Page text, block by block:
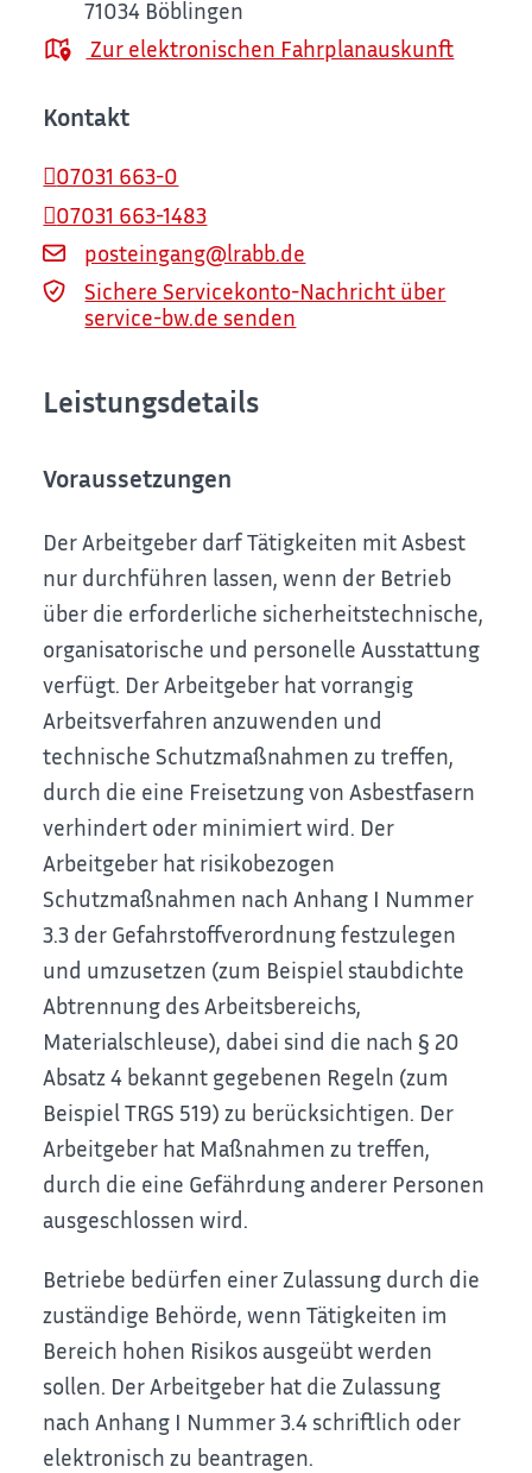
71034 Böblingen
Zur elektronischen Fahrplanauskunft
Kontakt
07031 663-0
07031 663-1483
posteingang@lrabb.de
Sichere Servicekonto-Nachricht über
service-bw.de senden
Leistungsdetails
Voraussetzungen
Der Arbeitgeber darf Tätigkeiten mit Asbest
nur durchführen lassen, wenn der Betrieb
über die erforderliche sicherheitstechnische,
organisatorische und personelle Ausstattung
verfügt. Der Arbeitgeber hat vorrangig
Arbeitsverfahren anzuwenden und
technische Schutzmaßnahmen zu treffen,
durch die eine Freisetzung von Asbestfasern
verhindert oder minimiert wird. Der
Arbeitgeber hat risikobezogen
Schutzmaßnahmen nach Anhang I Nummer
3.3 der Gefahrstoffverordnung festzulegen
und umzusetzen (zum Beispiel staubdichte
Abtrennung des Arbeitsbereichs,
Materialschleuse), dabei sind die nach § 20
Absatz 4 bekannt gegebenen Regeln (zum
Beispiel TRGS 519) zu berücksichtigen. Der
Arbeitgeber hat Maßnahmen zu treffen,
durch die eine Gefährdung anderer Personen
ausgeschlossen wird.
Betriebe bedürfen einer Zulassung durch die
zuständige Behörde, wenn Tätigkeiten im
Bereich hohen Risikos ausgeübt werden
sollen. Der Arbeitgeber hat die Zulassung
nach Anhang I Nummer 3.4 schriftlich oder
elektronisch zu beantragen.